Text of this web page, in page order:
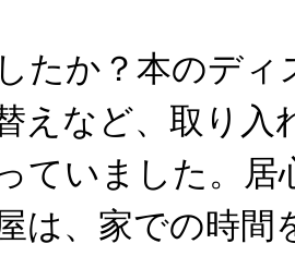
たか？本のディ
えなど、取り入
ていました。居
は、家での時間